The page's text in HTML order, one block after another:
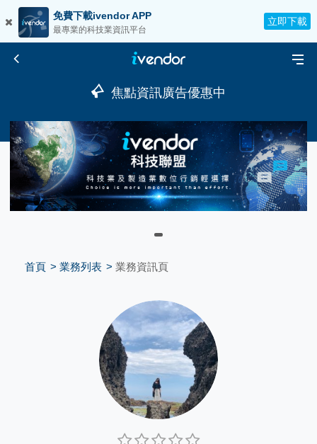
免費下載ivendor APP
最專業的科技業資訊平台
立即下載
焦點資訊廣告優惠中
首頁 業務列表 業務資訊頁